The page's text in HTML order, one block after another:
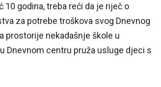
godina, treba reći da je riječ o
za potrebe troškova svog Dnevnog
prostorije nekadašnje škole u
Dnevnom centru pruža usluge djeci s